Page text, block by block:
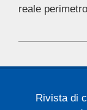
reale perimetro
06-
Rivista di